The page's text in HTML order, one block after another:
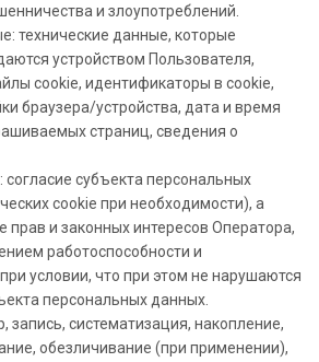
и злоупотреблений.
технические данные, которые
устройством Пользователя,
cookie, идентификаторы в cookie,
браузера/устройства, дата и время
страниц, сведения о
субъекта персональных
cookie при необходимости), а
прав и законных интересов Оператора,
работоспособности и
условии, что при этом не нарушаются
персональных данных.
запись, систематизация, накопление,
обезличивание (при применении),